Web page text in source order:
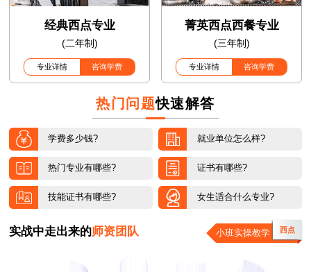
经典西点专业
(二年制)
专业详情 咨询学费
菁英西点西餐专业
(三年制)
专业详情 咨询学费
热门问题快速解答
学费多少钱? 就业单位怎么样?
热门专业有哪些? 证书有哪些?
技能证书有哪些? 女生适合什么专业?
实战中走出来的师资团队 小班实操教学 西点